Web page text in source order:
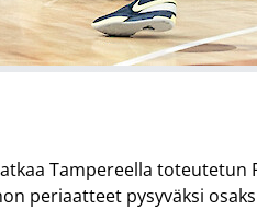
Tampereella
periaatteet pysyväksi